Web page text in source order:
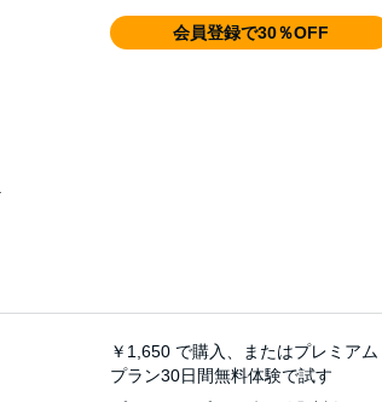
会員登録で30％OFF
￥1,650 で購入、またはプレミアム
プラン30日間無料体験で試す